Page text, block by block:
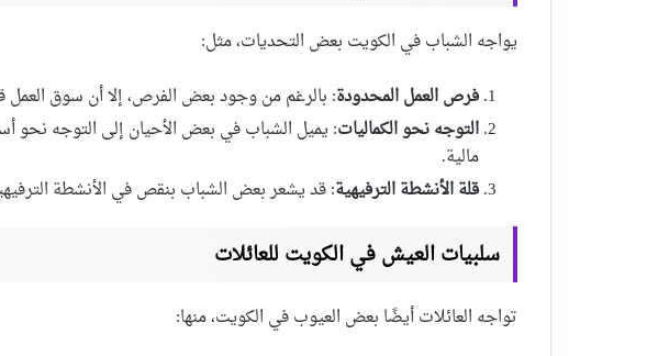
يواجه الشباب في الكويت بعض التحديات، مثل:
فرص العمل المحدودة: بالرغم من وجود بعض الفرص، إلا أن سوق
التوجه نحو الكماليات: يميل الشباب في بعض الأحيان إلى التوجه
مالية.
قلة الأنشطة الترفيهية: قد يشعر بعض الشباب بنقص في الأنشطة
سلبيات العيش في الكويت للعائلات
تواجه العائلات أيضًا بعض العيوب في الكويت، منها: